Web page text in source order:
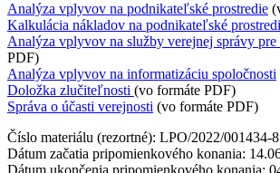
Analýza vplyvov na podnikateľské prostredie
Kalkulácia nákladov na podnikateľské
Analýza vplyvov na služby verejnej správy pre
PDF)
Analýza vplyvov na informatizáciu spoločnosti
Doložka zlučiteľnosti (vo formáte PDF)
Správa o účasti verejnosti (vo formáte PDF)
Číslo materiálu (rezortné): LPO/2022/001434-8
Dátum začatia pripomienkového konania:
Dátum ukončenia pripomienkového konania: